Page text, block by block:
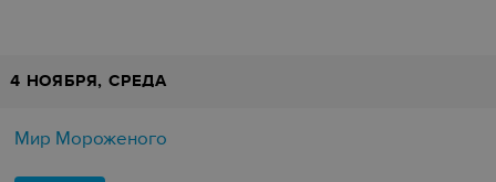
4 НОЯБРЯ, СРЕДА
Мир Мороженого